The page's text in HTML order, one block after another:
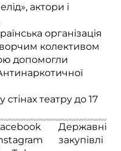
актори і
організація
колективом
допомогли
театру до 17
Державні
закупівлі